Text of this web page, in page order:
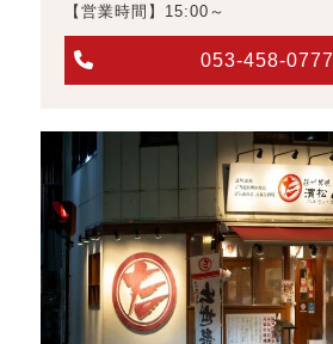
【営業時間】15:00～
053-458-0777